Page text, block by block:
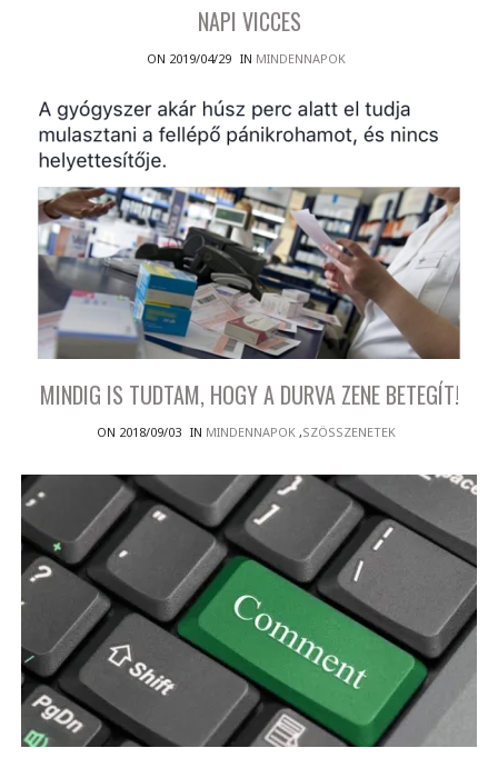
NAPI VICCES
ON 2019/04/29 IN MINDENNAPOK
MINDIG IS TUDTAM, HOGY A DURVA ZENE BETEGÍT!
ON 2018/09/03 IN MINDENNAPOK ,SZÖSSZENETEK